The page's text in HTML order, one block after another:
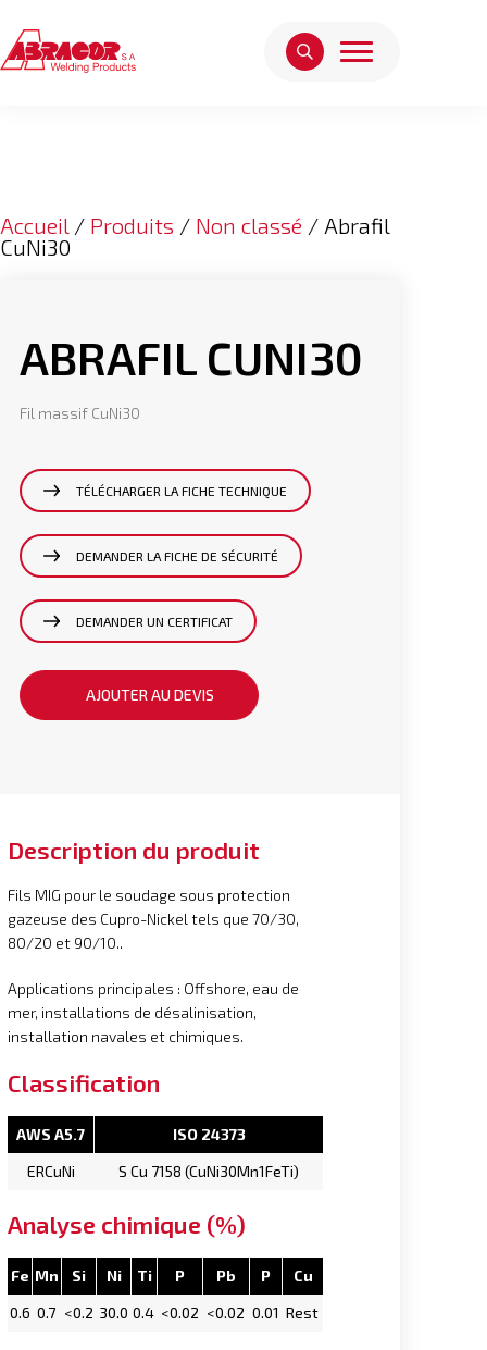
Accueil / Produits / Non classé / Abrafil
CuNi30
ABRAFIL CUNI30
Fil massif CuNi30
TÉLÉCHARGER LA FICHE TECHNIQUE
DEMANDER LA FICHE DE SÉCURITÉ
DEMANDER UN CERTIFICAT
AJOUTER AU DEVIS
Description du produit
Fils MIG pour le soudage sous protection
gazeuse des Cupro-Nickel tels que 70/30,
80/20 et 90/10..
Applications principales : Offshore, eau de
mer, installations de désalinisation,
installation navales et chimiques.
Classification
AWS A5.7
ISO 24373
ERCuNi
S Cu 7158 (CuNi30Mn1FeTi)
Analyse chimique (%)
Fe Mn Si Ni Ti P Pb P
Cu
0.6 0.7 <0.2 30.0 0.4 <0.02 <0.02 0.01 Rest